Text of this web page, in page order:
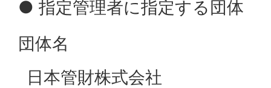
● 指定管理者に指定する団体
団体名
日本管財株式会社